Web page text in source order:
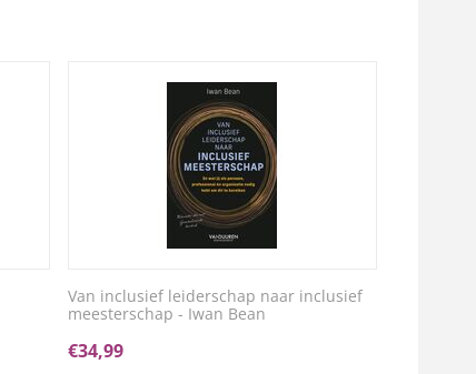
Van inclusief leiderschap naar inclusief
meesterschap - Iwan Bean
€34,99